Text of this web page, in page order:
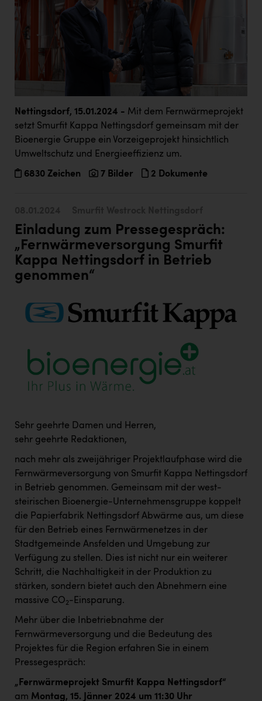
Nettingsdorf, 15.01.2024 - Mit dem Fernwärmeprojekt
setzt Smurfit Kappa Nettingsdorf gemeinsam mit der
Bioenergie Gruppe ein Vorzeigeprojekt hinsichtlich
Umweltschutz und Energieeffizienz um.
6830 Zeichen 7 Bilder 2 Dokumente
Einladung zum Pressegespräch:
„Fernwärmeversorgung Smurfit
Kappa Nettingsdorf in Betrieb
genommen“
Sehr geehrte Damen und Herren,
sehr geehrte Redaktionen,
nach mehr als zweijähriger Projektlaufphase wird die
Fernwärmeversorgung von Smurfit Kappa Nettingsdorf
in Betrieb genommen. Gemeinsam mit der west-
steirischen Bioenergie-Unternehmensgruppe koppelt
die Papierfabrik Nettingsdorf Abwärme aus, um diese
für den Betrieb eines Fernwärmenetzes in der
Stadtgemeinde Ansfelden und Umgebung zur
Verfügung zu stellen. Dies ist nicht nur ein weiterer
Schritt, die Nachhaltigkeit in der Produktion zu
stärken, sondern bietet auch den Abnehmern eine
massive CO2-Einsparung.
Mehr über die Inbetriebnahme der
Fernwärmeversorgung und die Bedeutung des
Projektes für die Region erfahren Sie in einem
Pressegespräch:
„Fernwärmeprojekt Smurfit Kappa Nettingsdorf“
am Montag, 15. Jänner 2024 um 11:30 Uhr